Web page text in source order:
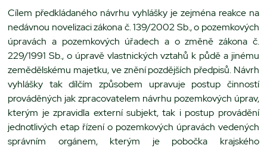
Cílem předkládaného návrhu vyhlášky je zejména reakce na
nedávnou novelizaci zákona č. 139/2002 Sb., o pozemkových
úpravách a pozemkových úřadech a o změně zákona č.
229/1991 Sb., o úpravě vlastnických vztahů k půdě a jinému
zemědělskému majetku, ve znění pozdějších předpisů. Návrh
vyhlášky tak dílčím způsobem upravuje postup činností
prováděných jak zpracovatelem návrhu pozemkových úprav,
kterým je zpravidla externí subjekt, tak i postup provádění
jednotlivých etap řízení o pozemkových úpravách vedených
správním orgánem, kterým je pobočka krajského